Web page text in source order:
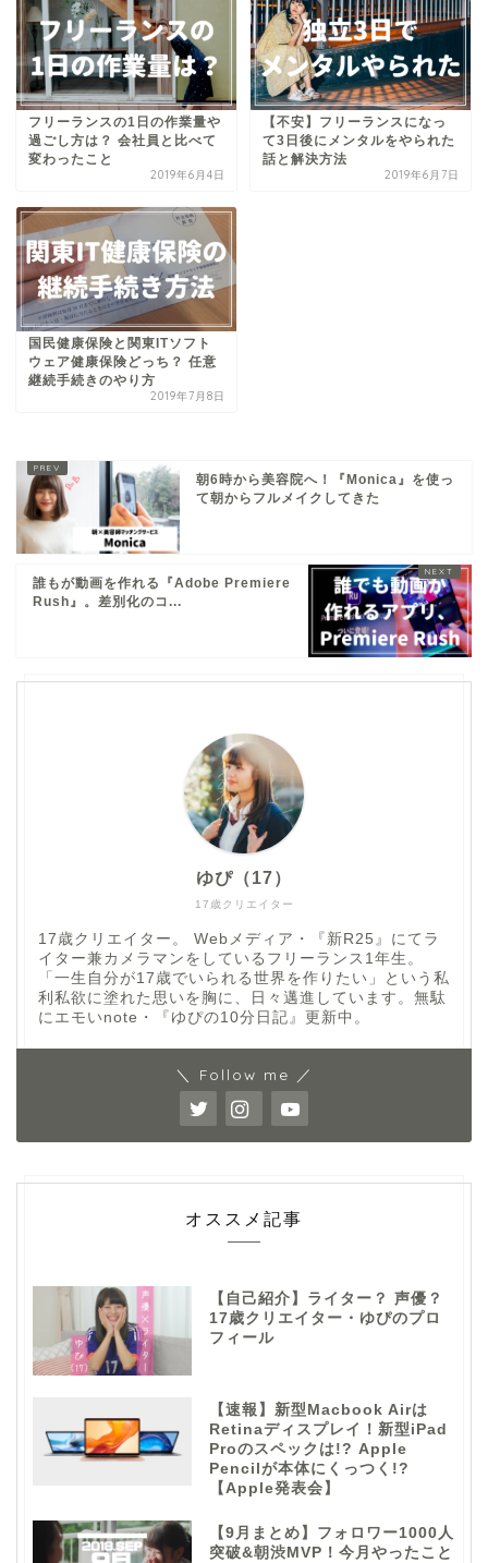
フリーランスの1日の作業量や
過ごし方は？ 会社員と比べて
変わったこと
2019年6月4日
【不安】フリーランスになっ
て3日後にメンタルをやられた
話と解決方法
2019年6月7日
国民健康保険と関東ITソフト
ウェア健康保険どっち？ 任意
継続手続きのやり方
2019年7月8日
朝6時から美容院へ！『Monica』を使っ
て朝からフルメイクしてきた
誰もが動画を作れる『Adobe Premiere
Rush』。差別化のコ...
17歳クリエイター
ゆぴ（17）
17歳クリエイター。 Webメディア・『新R25』にてラ
イター兼カメラマンをしているフリーランス1年生。
「一生自分が17歳でいられる世界を作りたい」という私
利私欲に塗れた思いを胸に、日々邁進しています。無駄
にエモいnote・『ゆぴの10分日記』更新中。
＼ Follow me ／
オススメ記事
【自己紹介】ライター？ 声優？
17歳クリエイター・ゆぴのプロ
フィール
【速報】新型Macbook Airは
Retinaディスプレイ！新型iPad
Proのスペックは!? Apple
Pencilが本体にくっつく!?
【Apple発表会】
【9月まとめ】フォロワー1000人
突破&朝渋MVP！今月やったこと